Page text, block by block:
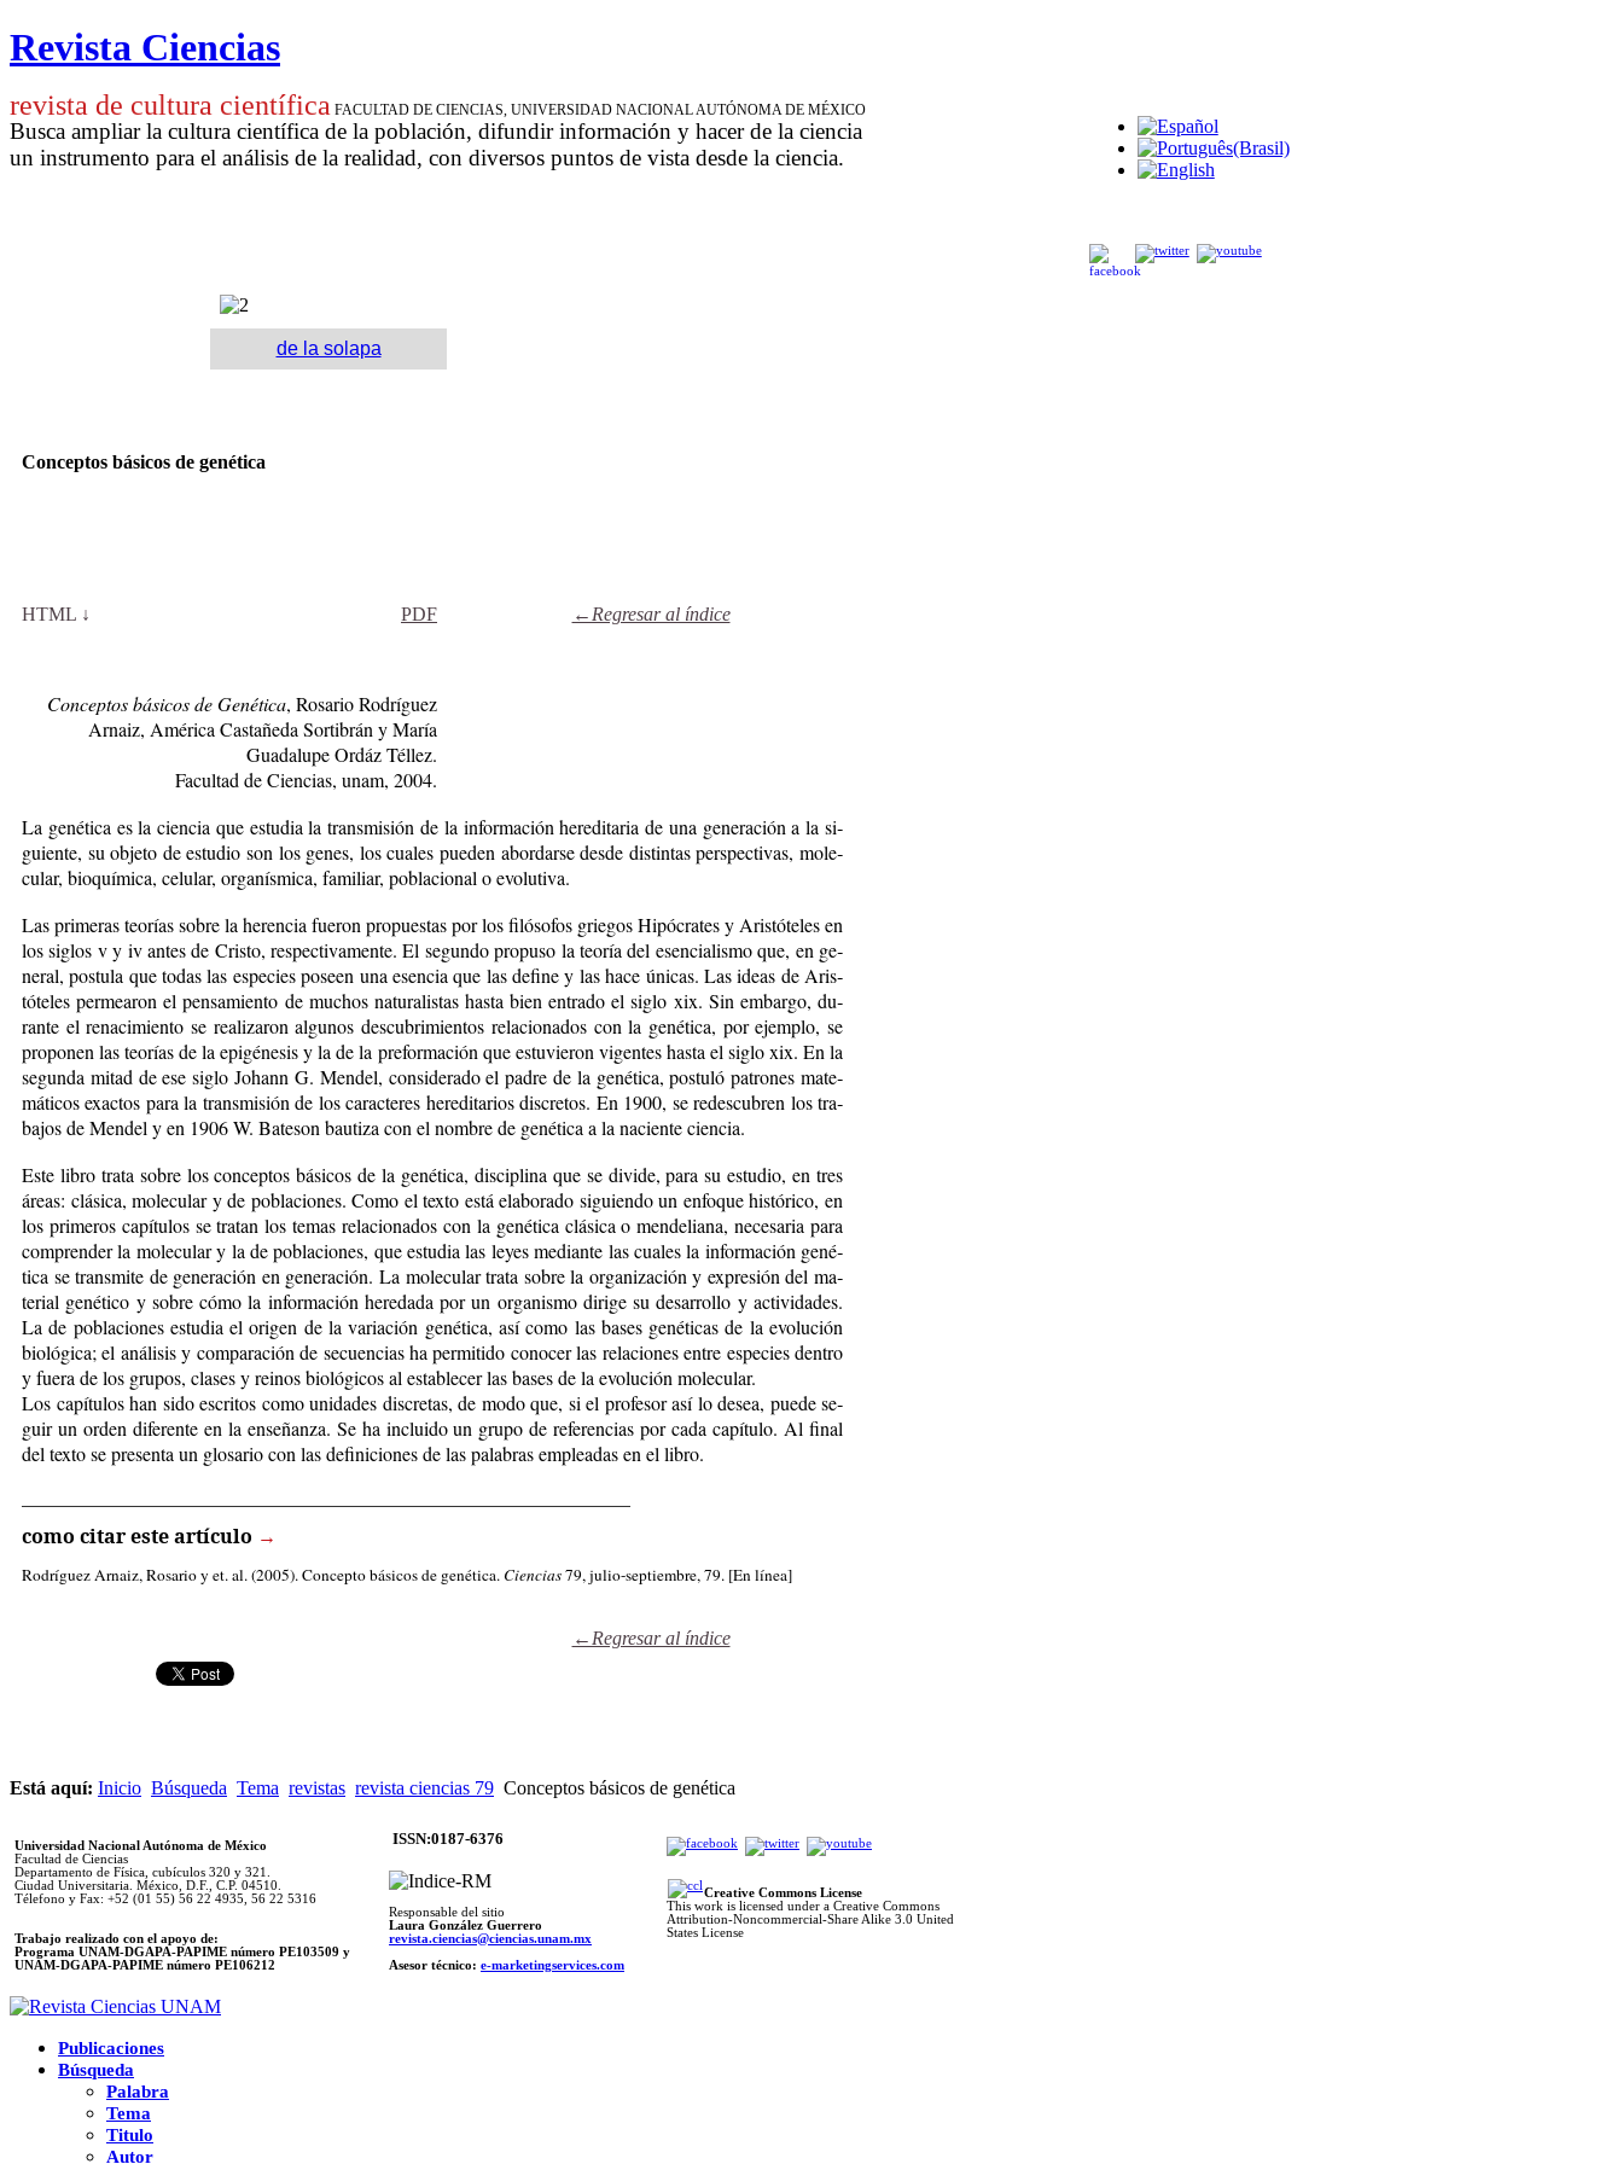
Revista Ciencias
revista de cultura científica FACULTAD DE CIENCIAS, UNIVERSIDAD NACIONAL AUTÓNOMA DE MÉXICO
Busca ampliar la cultura científica de la población, difundir información y hacer de la ciencia
un instrumento para el análisis de la realidad, con diversos puntos de vista desde la ciencia.
de la solapa
Conceptos básicos de genética
HTML ↓ PDF ←Regresar al índice
Conceptos básicos de Genética, Rosario Rodríguez
Arnaiz, América Castañeda Sortibrán y María
Guadalupe Ordáz Téllez.
Facultad de Ciencias, unam, 2004.
La ge­né­ti­ca es la cien­cia que es­tu­dia la trans­mi­sión de la in­for­ma­ción he­re­di­ta­ria de una ge­ne­ra­ción a la si­
guien­te, su ob­je­to de es­tu­dio son los ge­nes, los cua­les pue­den abor­dar­se des­de dis­tin­tas pers­pec­ti­vas, mo­le­
cu­lar, bio­quí­mi­ca, ce­lu­lar, or­ga­nís­mi­ca, fa­mi­liar, po­bla­cio­nal o evo­lu­tiva.
Las pri­me­ras teo­rías so­bre la he­ren­cia fue­ron pro­pues­tas por los fi­ló­so­fos grie­gos Hi­pó­cra­tes y Aris­tó­te­les en
los si­glos v y iv an­tes de Cris­to, res­pec­ti­va­men­te. El se­gun­do pro­pu­so la teo­ría del esen­cia­lis­mo que, en ge­
ne­ral, pos­tu­la que to­das las es­pe­cies poseen una esen­cia que las de­fi­ne y las ha­ce úni­cas. Las ideas de Aris­
tó­te­les per­mea­ron el pen­sa­mien­to de mu­chos na­tu­ra­lis­tas has­ta bien en­tra­do el si­glo xix. Sin em­bar­go, du­
ran­te el re­na­ci­mien­to se rea­li­za­ron al­gu­nos des­cu­bri­mien­tos re­la­cio­na­dos con la ge­né­ti­ca, por ejem­plo, se
pro­po­nen las teo­rías de la epi­gé­ne­sis y la de la pre­for­ma­ción que es­tu­vie­ron vi­gen­tes has­ta el si­glo xix. En la
se­gun­da mi­tad de ese si­glo Jo­hann G. Men­del, con­si­de­ra­do el pa­dre de la ge­né­ti­ca, pos­tu­ló pa­tro­nes ma­te­
má­ti­cos exac­tos pa­ra la trans­mi­sión de los ca­rac­te­res he­re­di­ta­rios dis­cre­tos. En 1900, se re­des­cu­bren los tra­
ba­jos de Men­del y en 1906 W. Ba­te­son bau­ti­za con el nom­bre de ge­né­ti­ca a la na­cien­te cien­cia.
Es­te li­bro tra­ta so­bre los con­cep­tos bá­si­cos de la ge­né­ti­ca, dis­ci­pli­na que se di­vi­de, pa­ra su es­tu­dio, en tres
áreas: clá­si­ca, mo­le­cu­lar y de po­bla­cio­nes. Co­mo el tex­to es­tá ela­bo­ra­do si­guien­do un en­fo­que his­tó­ri­co, en
los pri­me­ros ca­pí­tu­los se tra­tan los te­mas re­la­cio­na­dos con la ge­né­ti­ca clá­si­ca o men­de­lia­na, ne­ce­sa­ria pa­ra
com­pren­der la mo­le­cu­lar y la de po­bla­cio­nes, que es­tu­dia las le­yes me­dian­te las cua­les la in­for­ma­ción ge­né­
ti­ca se trans­mi­te de ge­ne­ra­ción en ge­ne­ra­ción. La mo­le­cu­lar tra­ta so­bre la or­ga­ni­za­ción y ex­pre­sión del ma­
te­rial ge­né­ti­co y so­bre có­mo la in­for­ma­ción he­re­da­da por un or­ga­nis­mo di­ri­ge su de­sa­rro­llo y ac­ti­vi­da­des.
La de po­bla­cio­nes es­tudia el ori­gen de la va­ria­ción ge­né­ti­ca, así co­mo las ba­ses ge­né­ti­cas de la evo­lu­ción
bio­ló­gi­ca; el aná­li­sis y com­pa­ra­ción de se­cuen­cias ha per­mi­ti­do co­no­cer las re­la­cio­nes en­tre es­pe­cies den­tro
y fue­ra de los gru­pos, cla­ses y rei­nos bio­ló­gi­cos al es­ta­ble­cer las ba­ses de la evo­lu­ción mo­le­cu­lar.
Los ca­pí­tu­los han si­do es­cri­tos co­mo uni­da­des dis­cre­tas, de mo­do que, si el pro­fesor así lo de­sea, pue­de se­
guir un or­den di­fe­ren­te en la en­se­ñan­za. Se ha in­clui­do un gru­po de re­fe­ren­cias por ca­da ca­pí­tu­lo. Al fi­nal
del tex­to se pre­sen­ta un glo­sa­rio con las de­fi­ni­cio­nes de las pa­la­bras em­plea­das en el li­bro.
como citar este artículo →
Rodríguez Arnaiz, Rosarioy et. al. (2005). Concepto básicos de genética. Ciencias79, julio-septiembre, 79. [En línea]
←Regresar al índice
Está aquí: Inicio Búsqueda Tema revistas revista ciencias 79 Conceptos básicos de genética
Universidad Nacional Autónoma de México
Facultad de Ciencias
Departamento de Física, cubículos 320 y 321.
Ciudad Universitaria. México, D.F., C.P. 04510.
Télefono y Fax: +52 (01 55) 56 22 4935, 56 22 5316
Trabajo realizado con el apoyo de:
Programa UNAM-DGAPA-PAPIME número PE103509 y
UNAM-DGAPA-PAPIME número PE106212
ISSN:0187-6376
Responsable del sitio
Laura González Guerrero
revista.ciencias@ciencias.unam.mx
Asesor técnico: e-marketingservices.com
Creative Commons License
This work is licensed under a Creative Commons
Attribution-Noncommercial-Share Alike 3.0 United
States License
Publicaciones
Búsqueda
Palabra
Tema
Titulo
Autor